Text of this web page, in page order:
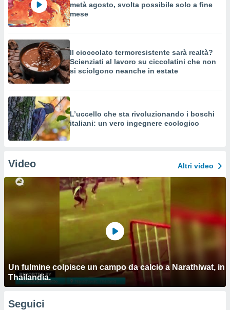
metà agosto, svolta possibile solo a fine
mese
Il cioccolato termoresistente sarà realtà?
Scienziati al lavoro su ciccolatini che non
si sciolgono neanche in estate
L’uccello che sta rivoluzionando i boschi
italiani: un vero ingegnere ecologico
Video Altri video
Un fulmine colpisce un campo da calcio a Narathiwat, in
Thailandia.
Seguici